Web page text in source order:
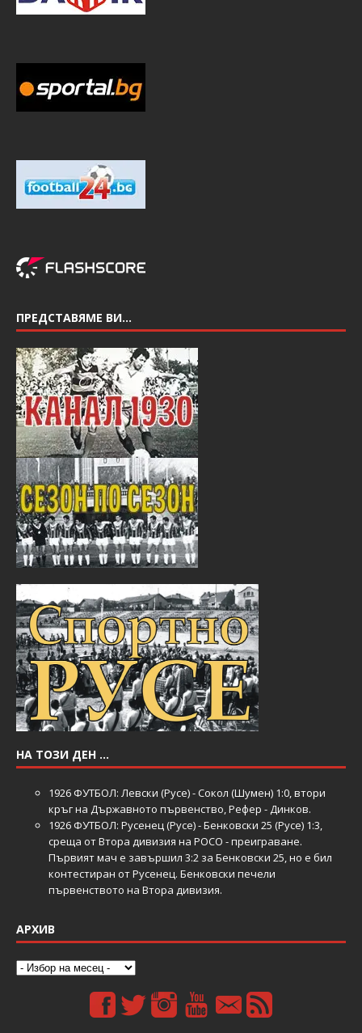
ПРЕДСТАВЯМЕ ВИ…
НА ТОЗИ ДЕН …
1926 ФУТБОЛ: Левски (Русе) - Сокол (Шумен) 1:0, втори
кръг на Държавното първенство, Рефер - Динков.
1926 ФУТБОЛ: Русенец (Русе) - Бенковски 25 (Русе) 1:3,
среща от Втора дивизия на РОСО - преиграване.
Първият мач е завършил 3:2 за Бенковски 25, но е бил
контестиран от Русенец. Бенковски печели
първенството на Втора дивизия.
АРХИВ